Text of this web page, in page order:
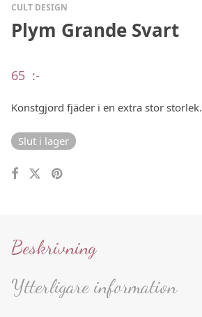
CULT DESIGN
Plym Grande Svart
65 :-
Konstgjord fjäder i en extra stor storlek.
Slut i lager
Beskrivning
Ytterligare information